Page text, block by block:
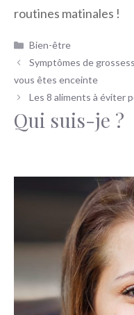
routines matinales !
Catégories
Bien-être
Symptômes de
vous êtes enceinte
Les 8 aliments à éviter
Qui suis-je ?